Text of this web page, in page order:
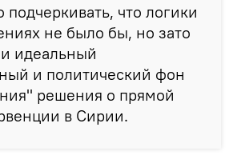
что логики
не было бы, но зато
идеальный
и политический фон
решения о прямой
в Сирии.